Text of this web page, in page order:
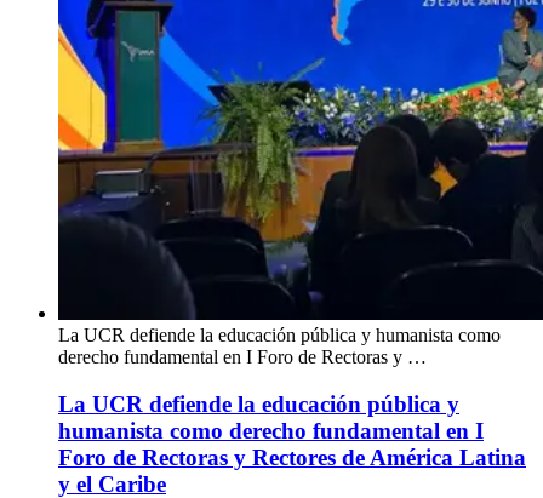
La UCR defiende la educación pública y humanista como
derecho fundamental en I Foro de Rectoras y …
La UCR defiende la educación pública y
humanista como derecho fundamental en I
Foro de Rectoras y Rectores de América Latina
y el Caribe